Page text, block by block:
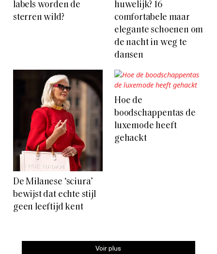
labels worden de
sterren wild?
huwelijk? 16
comfortabele maar
elegante schoenen om
de nacht in weg te
dansen
De Milanese ‘sciura’
bewijst dat echte stijl
geen leeftijd kent
Hoe de
boodschappentas de
luxemode heeft
gehackt
Voir plus